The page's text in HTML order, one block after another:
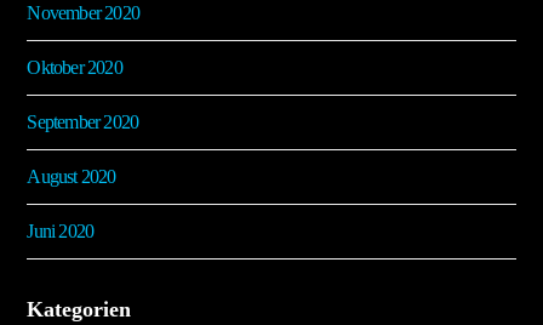
November 2020
Oktober 2020
September 2020
August 2020
Juni 2020
Kategorien